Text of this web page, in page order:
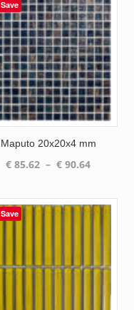
Save
Maputo 20x20x4 mm
€ 85.62 – € 90.64Plage
€ 85.62
Save